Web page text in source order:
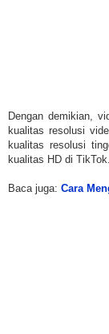
Dengan demikian,
kualitas resolusi
kualitas resolusi
kualitas HD di TikTok.
Baca juga: Cara